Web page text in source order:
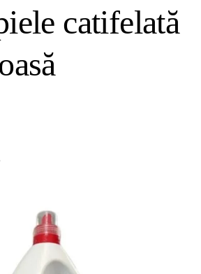
catifelată